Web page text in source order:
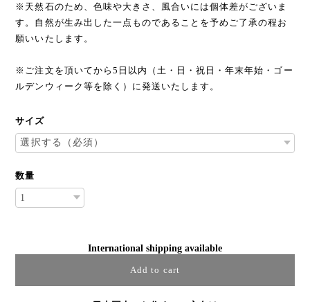
※天然石のため、色味や大きさ、風合いには個体差がございま
す。自然が生み出した一点ものであることを予めご了承の程お
願いいたします。
※ご注文を頂いてから5日以内（土・日・祝日・年末年始・ゴー
ルデンウィーク等を除く）に発送いたします。
サイズ
数量
International shipping available
Add to cart